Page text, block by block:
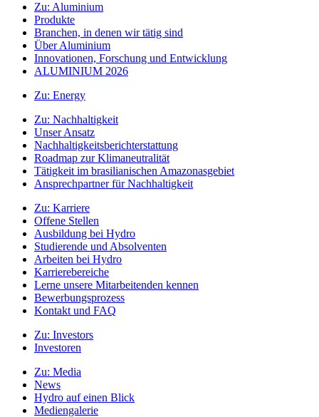
Zu: Aluminium
Produkte
Branchen, in denen wir tätig sind
Über Aluminium
Innovationen, Forschung und Entwicklung
ALUMINIUM 2026
Zu: Energy
Zu: Nachhaltigkeit
Unser Ansatz
Nachhaltigkeitsberichterstattung
Roadmap zur Klimaneutralität
Tätigkeit im brasilianischen Amazonasgebiet
Ansprechpartner für Nachhaltigkeit
Zu: Karriere
Offene Stellen
Ausbildung bei Hydro
Studierende und Absolventen
Arbeiten bei Hydro
Karrierebereiche
Lerne unsere Mitarbeitenden kennen
Bewerbungsprozess
Kontakt und FAQ
Zu: Investors
Investoren
Zu: Media
News
Hydro auf einen Blick
Mediengalerie